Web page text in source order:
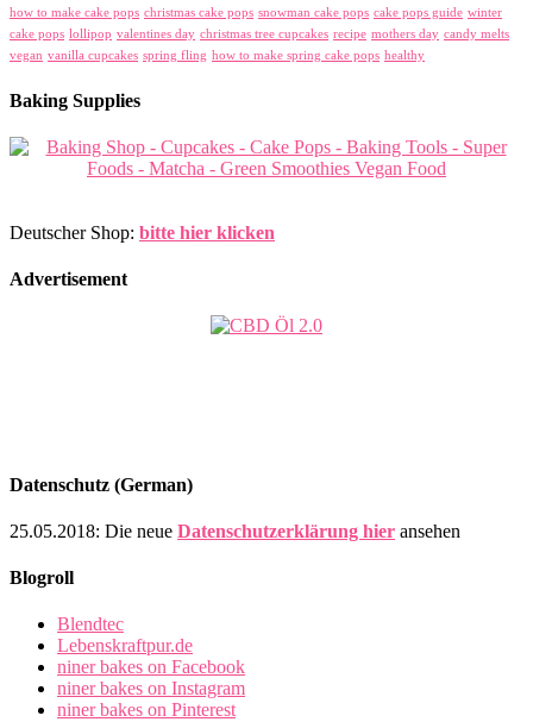
how to make cake pops christmas cake pops snowman cake pops cake pops guide winter
cake pops lollipop valentines day christmas tree cupcakes recipe mothers day candy melts
vegan vanilla cupcakes spring fling how to make spring cake pops healthy
Baking Supplies
Deutscher Shop: bitte hier klicken
Advertisement
Datenschutz (German)
25.05.2018: Die neue Datenschutzerklärung hier ansehen
Blogroll
Blendtec
Lebenskraftpur.de
niner bakes on Facebook
niner bakes on Instagram
niner bakes on Pinterest